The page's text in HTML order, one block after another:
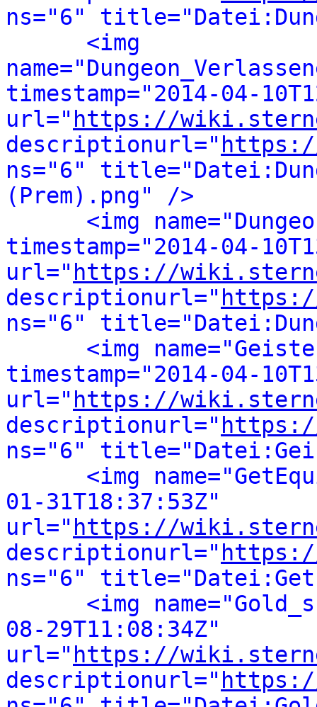
ns="6"
<img
timestamp="2014-04-
url=" https://
descriptionurl=" https://
ns="6"
(Prem).png" />
<img
timestamp="2014-04-
url=" https://
descriptionurl=" https://
ns="6"
<img
timestamp="2014-04-
url=" https://
descriptionurl="
ns="6"
<img
01-31T18:37:53Z"
url=" https://
descriptionurl="
ns="6"
<img
08-29T11:08:34Z"
url=" https://
descriptionurl="